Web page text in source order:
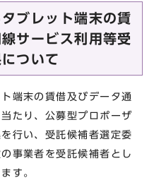
ブレット端末の賃
サービス利用等受
ついて
端末の賃借及びデータ通
たり、公募型プロポーザ
行い、受託候補者選定委
事業者を受託候補者とし
す。